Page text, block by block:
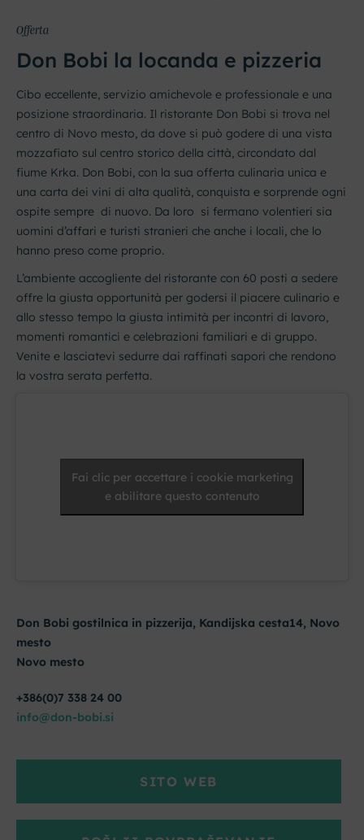
Offerta
Don Bobi la locanda e pizzeria
Cibo eccellente, servizio amichevole e professionale e una
posizione straordinaria. Il ristorante Don Bobi si trova nel
centro di Novo mesto, da dove si può godere di una vista
mozzafiato sul centro storico della città, circondato dal
fiume Krka. Don Bobi, con la sua offerta culinaria unica e
una carta dei vini di alta qualità, conquista e sorprende ogni
ospite sempre di nuovo. Da loro si fermano volentieri sia
uomini d’affari e turisti stranieri che anche i locali, che lo
hanno preso come proprio.
L’ambiente accogliente del ristorante con 60 posti a sedere
offre la giusta opportunità per godersi il piacere culinario e
allo stesso tempo la giusta intimità per incontri di lavoro,
momenti romantici e celebrazioni familiari e di gruppo.
Venite e lasciatevi sedurre dai raffinati sapori che rendono
la vostra serata perfetta.
Fai clic per accettare i cookie marketing
e abilitare questo contenuto
Don Bobi gostilnica in pizzerija, Kandijska cesta14, Novo
mesto
Novo mesto
+386(0)7 338 24 00
info@don-bobi.si
SITO WEB